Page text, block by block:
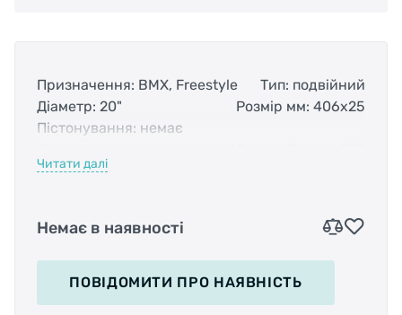
Призначення: BMX, Freestyle
Тип: подвійний
Діаметр: 20"
Розмір мм: 406х25
Пістонування: немає
Колір: чорний
Читати далі
Немає в наявності
ПОВІДОМИТИ ПРО НАЯВНІСТЬ